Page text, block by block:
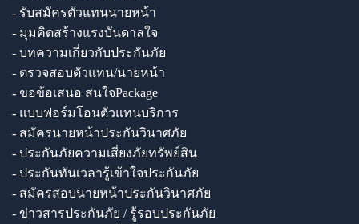
- รับสมัครตัวแทนนายหน้า
- มุมคิดสร้างแรงบันดาลใจ
- บทความเกี่ยวกับประกันภัย
- ตรวจสอบตัวแทน/นายหน้า
- ขอข้อเสนอ สนใจPackage
- แบบฟอร์มโอนตัวแทนบริการ
- สมัครนายหน้าประกันวินาศภัย
- ประกันภัยความเสี่ยงภัยทรัพย์สิน
- ประกันทันเวลารู้เข้าใจประกันภัย
- สมัครสอบนายหน้าประกันวินาศภัย
- ข่าวสารประกันภัย / รู้รอบประกันภัย